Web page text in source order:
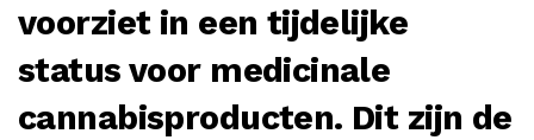
voorziet in een tijdelijke
status voor medicinale
cannabisproducten. Dit zijn de